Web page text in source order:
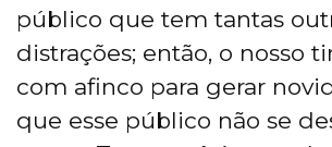
público que tem tantas
distrações; então, o nosso
com afinco para gerar
que esse público não se